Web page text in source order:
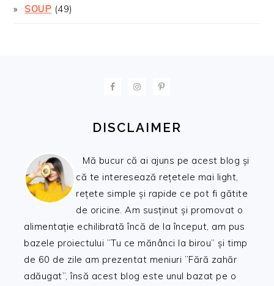
SOUP (49)
DISCLAIMER
Mă bucur că ai ajuns pe acest blog și
că te interesează rețetele mai light,
rețete simple și rapide ce pot fi gătite
de oricine. Am susținut și promovat o
alimentație echilibrată încă de la început, am pus
bazele proiectului ”Tu ce mănânci la birou” și timp
de 60 de zile am prezentat meniuri ”Fără zahăr
adăugat”, însă acest blog este unul bazat pe o